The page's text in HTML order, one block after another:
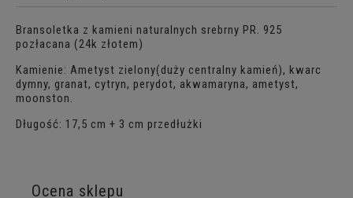
Bransoletka z kamieni naturalnych srebrny PR. 925
pozłacana (24k złotem)
Kamienie: Ametyst zielony(duży centralny kamień), kwarc
dymny, granat, cytryn, perydot, akwamaryna, ametyst,
moonston.
Długość: 17,5 cm + 3 cm przedłużki
Ocena sklepu